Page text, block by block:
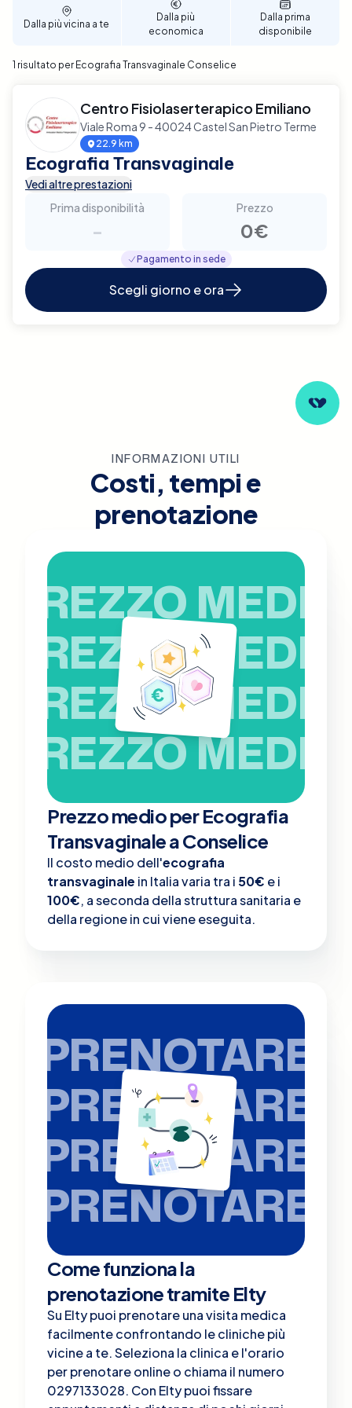
veloce. Prenota ora un'Ecografia Transvaginale a
Conselice con Elty e prenditi cura della tua salute
Dalla più vicina a te
Dalla più
economica
Dalla prima
disponibile
1 risultato per Ecografia Transvaginale Conselice
Centro Fisiolaserterapico Emiliano
Viale Roma 9 - 40024 Castel San Pietro Terme
22.9 km
Ecografia Transvaginale
Vedi altre prestazioni
Prima disponibilità
-
Prezzo
0€
Pagamento in sede
Scegli giorno e ora
INFORMAZIONI UTILI
Costi, tempi e
prenotazione
PREZZO MEDIO
PREZZO MEDIO
PREZZO MEDIO
PREZZO MEDIO
Prezzo medio per Ecografia
Transvaginale a Conselice
Il costo medio dell'ecografia
transvaginale in Italia varia tra i 50€ e i
100€, a seconda della struttura sanitaria e
della regione in cui viene eseguita.
PRENOTARE
PRENOTARE
PRENOTARE
PRENOTARE
Come funziona la
prenotazione tramite Elty
Su Elty puoi prenotare una visita medica
facilmente confrontando le cliniche più
vicine a te. Seleziona la clinica e l'orario
per prenotare online o chiama il numero
0297133028. Con Elty puoi fissare